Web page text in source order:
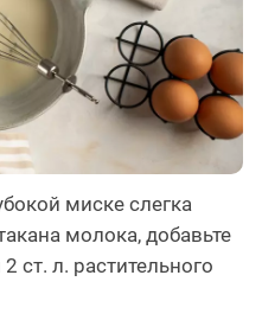
миске слегка
молока, добавьте
ст. л. растительного